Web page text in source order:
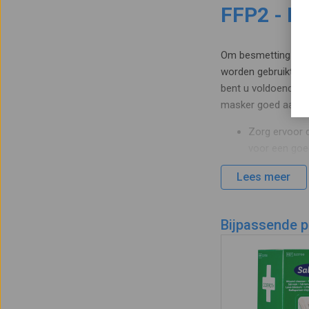
FFP2 -
Om besmetting te
worden gebruikt.
bent u voldoende
masker goed
Zorg ervoor
Desinfecteer
Vouw het
vervolgens
Bevestig
houdt het
Druk met
Lees meer
Bijpassende